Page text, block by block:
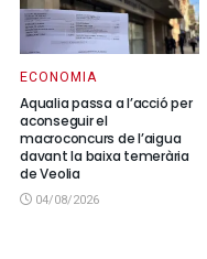
ECONOMIA
Aqualia passa a l’acció per
aconseguir el
macroconcurs de l’aigua
davant la baixa temerària
de Veolia
04/08/2026